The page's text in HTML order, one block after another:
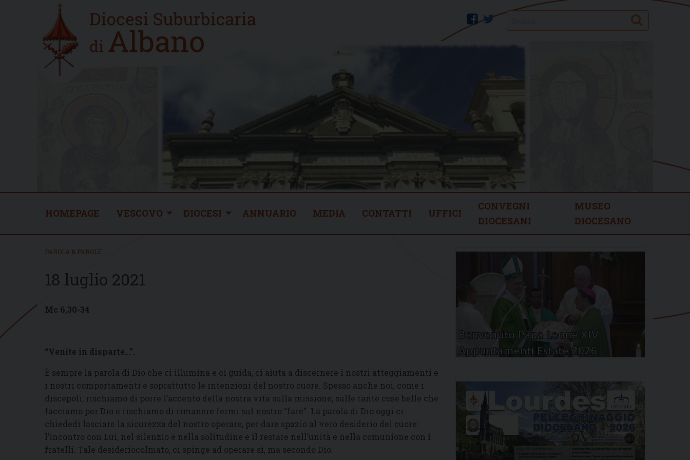
Home
new
twitter
facebook Search
HOMEPAGE VESCOVO DIOCESI ANNUARIO MEDIA CONTATTI UFFICI
CONVEGNI
DIOCESANI
MUSEO
DIOCESANO
PAROLA & PAROLE
18 luglio 2021
Mc 6,30-34
“Venite in disparte…”.
È sempre la parola di Dio che ci illumina e ci guida, ci aiuta a discernere i nostri atteggiamenti e
i nostri comportamenti e soprattutto le intenzioni del nostro cuore. Spesso anche noi, come i
discepoli, rischiamo di porre l’accento della nostra vita sulla missione, sulle tante cose belle che
facciamo per Dio e rischiamo di rimanere fermi sul nostro “fare”. La parola di Dio oggi ci
chiededi lasciare la sicurezza del nostro operare, per dare spazio al vero desiderio del cuore:
l’incontro con Lui, nel silenzio e nella solitudine e il restare nell’unità e nella comunione con i
fratelli. Tale desideriocolmato, ci spinge ad operare sì, ma secondo Dio.